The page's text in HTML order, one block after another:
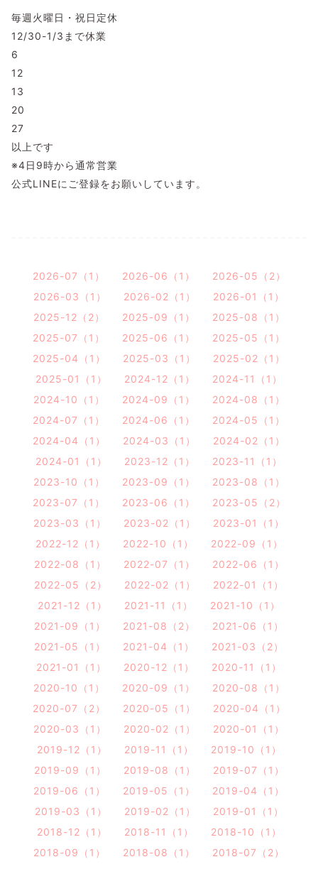
毎週火曜日・祝日定休
12/30-1/3まで休業
6
12
13
20
27
以上です
※4日9時から通常営業
公式LINEにご登録をお願いしています。
2026-07（1） 2026-06（1）
2026-05（2）
2026-03（1）
2026-02（1）
2026-01（1）
2025-12（2）
2025-09（1）
2025-08（1）
2025-07（1）
2025-06（1）
2025-05（1）
2025-04（1）
2025-03（1）
2025-02（1）
2025-01（1）
2024-12（1）
2024-11（1）
2024-10（1）
2024-09（1）
2024-08（1）
2024-07（1）
2024-06（1）
2024-05（1）
2024-04（1）
2024-03（1）
2024-02（1）
2024-01（1）
2023-12（1）
2023-11（1）
2023-10（1）
2023-09（1）
2023-08（1）
2023-07（1）
2023-06（1）
2023-05（2）
2023-03（1）
2023-02（1）
2023-01（1）
2022-12（1）
2022-10（1）
2022-09（1）
2022-08（1）
2022-07（1）
2022-06（1）
2022-05（2）
2022-02（1）
2022-01（1）
2021-12（1）
2021-11（1）
2021-10（1）
2021-09（1）
2021-08（2）
2021-06（1）
2021-05（1）
2021-04（1）
2021-03（2）
2021-01（1）
2020-12（1）
2020-11（1）
2020-10（1）
2020-09（1）
2020-08（1）
2020-07（2）
2020-05（1）
2020-04（1）
2020-03（1）
2020-02（1）
2020-01（1）
2019-12（1）
2019-11（1）
2019-10（1）
2019-09（1）
2019-08（1）
2019-07（1）
2019-06（1）
2019-05（1）
2019-04（1）
2019-03（1）
2019-02（1）
2019-01（1）
2018-12（1）
2018-11（1）
2018-10（1）
2018-09（1）
2018-08（1）
2018-07（2）